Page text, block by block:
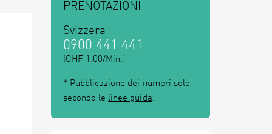
PRENOTAZIONI
Svizzera
0900 441 441
(CHF 1.00/Min.)
* Pubblicazione dei numeri solo
secondo le linee guida.